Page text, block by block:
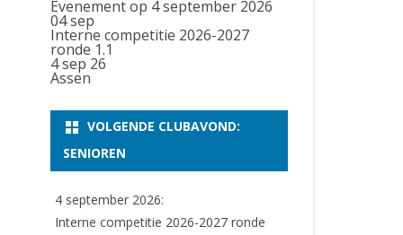
Evenement op 4 september 2026
04sep
Interne competitie 2026-2027
ronde 1.1
4 sep 26
Assen
VOLGENDE CLUBAVOND:
SENIOREN
4 september 2026:
Interne competitie 2026-2027 ronde